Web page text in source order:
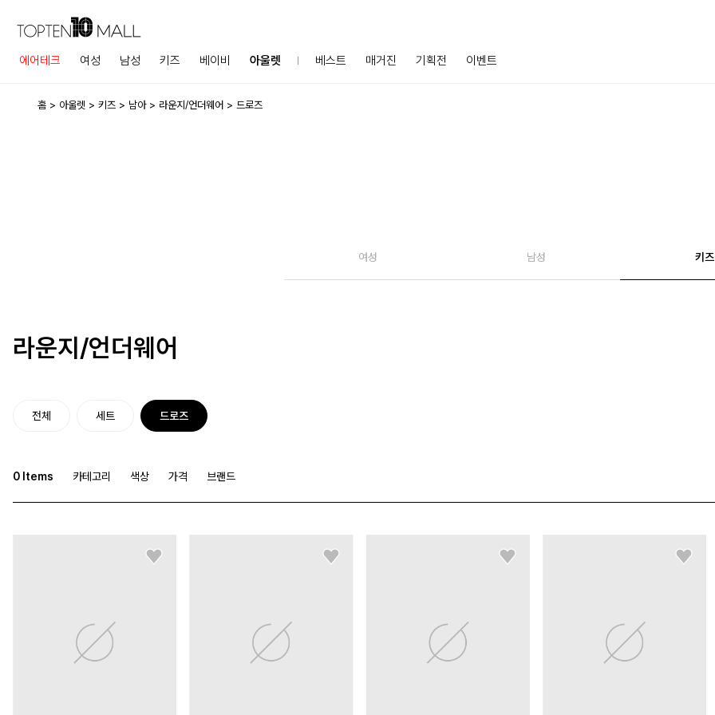
에어테크 여성 남성 키즈 베이비 아울렛 베스트 매거진 기획전 이벤트
홈 아울렛 키즈 남아 라운지/언더웨어 드로즈
여성 남성 키즈
라운지/언더웨어
전체 세트 드로즈
0 Items 카테고리 색상 가격 브랜드